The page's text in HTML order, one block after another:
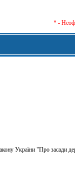
* -
України "Про засади